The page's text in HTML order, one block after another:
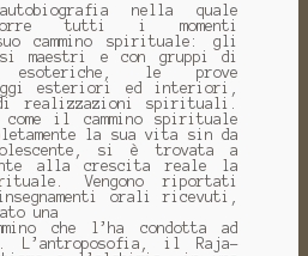
nella quale
tutti i momenti
cammino spirituale: gli
maestri e con gruppi di
esoteriche, le prove
esteriori ed interiori,
realizzazioni spirituali.
come il cammino spirituale
la sua vita sin da
si è trovata a
alla crescita reale la
Vengono riportati
orali ricevuti,
una
che l’ha condotta ad
L’antroposofia, il Raja-